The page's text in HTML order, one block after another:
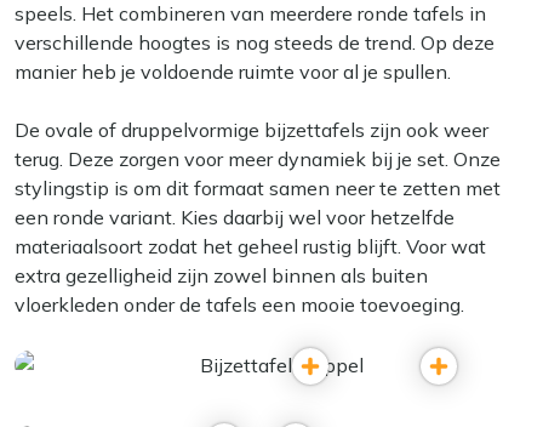
speels. Het combineren van meerdere ronde tafels in
verschillende hoogtes is nog steeds de trend. Op deze
manier heb je voldoende ruimte voor al je spullen.
De ovale of druppelvormige bijzettafels zijn ook weer
terug. Deze zorgen voor meer dynamiek bij je set. Onze
stylingstip is om dit formaat samen neer te zetten met
een ronde variant. Kies daarbij wel voor hetzelfde
materiaalsoort zodat het geheel rustig blijft. Voor wat
extra gezelligheid zijn zowel binnen als buiten
vloerkleden onder de tafels een mooie toevoeging.